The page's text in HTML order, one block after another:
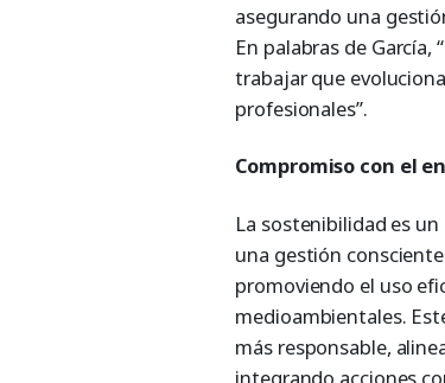
asegurando una
En palabras de
trabajar que
profesionales”.
Compromiso con el
La sostenibilidad es
una gestión
promoviendo el uso
medioambientales.
más responsable,
integrando acciones